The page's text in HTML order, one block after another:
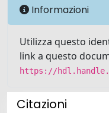
Informazioni
Utilizza questo
link a questo
https://
Citazioni